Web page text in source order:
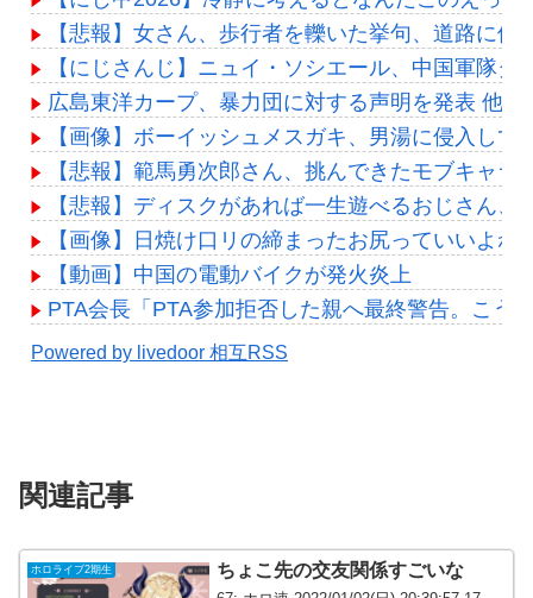
【悲報】女さん、歩行者を轢いた挙句、道路に
【にじさんじ】ニュイ・ソシエール、中国軍隊ダ
広島東洋カープ、暴力団に対する声明を発表 他
【画像】ボーイッシュメスガキ、男湯に侵入して
【悲報】範馬勇次郎さん、挑んできたモブキャ
【悲報】ディスクがあれば一生遊べるおじさん
【画像】日焼け口リの締まったお尻っていいよね
【動画】中国の電動バイクが発火炎上
PTA会長「PTA参加拒否した親へ最終警告。こう
Powered by livedoor 相互RSS
関連記事
ホロライブ2期生 ちょこ先の交友関係すごいな